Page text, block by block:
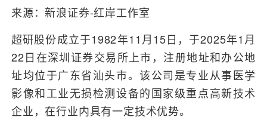
来源：新浪证券-红岸工作室
超研股份成立于1982年11月15日，于2025年1月
22日在深圳证券交易所上市，注册地址和办公地
址均位于广东省汕头市。该公司是专业从事医学
影像和工业无损检测设备的国家级重点高新技术
企业，在行业内具有一定技术优势。